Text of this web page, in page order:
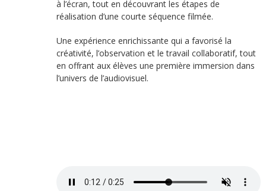
à l’écran, tout en découvrant les étapes de
réalisation d’une courte séquence filmée.
Une expérience enrichissante qui a favorisé la
créativité, l’observation et le travail collaboratif, tout
en offrant aux élèves une première immersion dans
l’univers de l’audiovisuel.